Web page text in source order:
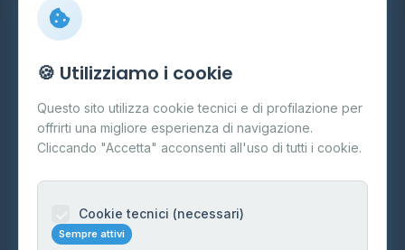
Info
Cos'è il GPL
FAQ
Contatti
Informazioni legali
🍪 Utilizziamo i cookie
Questo sito utilizza cookie tecnici e di profilazione per
offrirti una migliore esperienza di navigazione.
Cliccando "Accetta" acconsenti all'uso di tutti i cookie.
Cookie tecnici (necessari)
Sempre attivi